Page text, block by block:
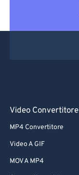
Video Convertitore
MP4 Convertitore
Video A GIF
MOV A MP4